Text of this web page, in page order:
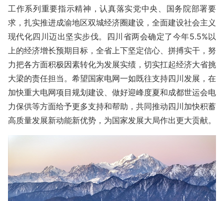
工作系列重要指示精神，认真落实党中央、国务院部署要
求，扎实推进成渝地区双城经济圈建设，全面建设社会主义
现代化四川迈出坚实步伐。四川省两会确定了今年5.5%以
上的经济增长预期目标，全省上下坚定信心、拼搏实干，努
力把各方面积极因素转化为发展实绩，切实扛起经济大省挑
大梁的责任担当。希望国家电网一如既往支持四川发展，在
加快重大电网项目规划建设、做好迎峰度夏和成都世运会电
力保供等方面给予更多支持和帮助，共同推动四川加快积蓄
高质量发展新动能新优势，为国家发展大局作出更大贡献。